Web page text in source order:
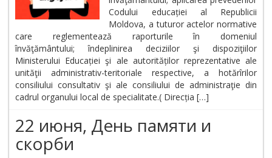
Codului educației al Republicii
Moldova, a tuturor actelor normative
care reglementează raporturile în domeniul
învăţământului; îndeplinirea deciziilor şi dispoziţiilor
Ministerului Educației şi ale autorităților reprezentative ale
unităţii administrativ-teritoriale respective, a hotărîrilor
consiliului consultativ şi ale consiliului de administraţie din
cadrul organului local de specialitate.( Direcția […]
22 июня, День памяти и
скорби